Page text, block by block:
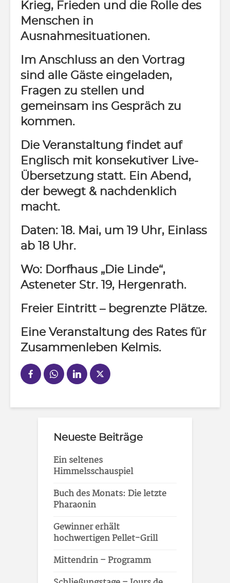
Krieg, Frieden und die Rolle des
Menschen in
Ausnahmesituationen.
Im Anschluss an den Vortrag
sind alle Gäste eingeladen,
Fragen zu stellen und
gemeinsam ins Gespräch zu
kommen.
Die Veranstaltung findet auf
Englisch mit konsekutiver Live-
Übersetzung statt. Ein Abend,
der bewegt & nachdenklich
macht.
Daten: 18. Mai, um 19 Uhr, Einlass
ab 18 Uhr.
Wo: Dorfhaus „Die Linde“,
Asteneter Str. 19, Hergenrath.
Freier Eintritt – begrenzte Plätze.
Eine Veranstaltung des Rates für
Zusammenleben Kelmis.
Neueste Beiträge
Ein seltenes
Himmelsschauspiel
Buch des Monats: Die letzte
Pharaonin
Gewinner erhält
hochwertigen Pellet-Grill
Mittendrin – Programm